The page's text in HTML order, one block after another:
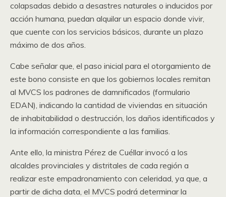
colapsadas debido a desastres naturales o inducidos por
acción humana, puedan alquilar un espacio donde vivir,
que cuente con los servicios básicos, durante un plazo
máximo de dos años.
Cabe señalar que, el paso inicial para el otorgamiento de
este bono consiste en que los gobiernos locales remitan
al MVCS los padrones de damnificados (formulario
EDAN), indicando la cantidad de viviendas en situación
de inhabitabilidad o destrucción, los daños identificados y
la información correspondiente a las familias.
Ante ello, la ministra Pérez de Cuéllar invocó a los
alcaldes provinciales y distritales de cada región a
realizar este empadronamiento con celeridad, ya que, a
partir de dicha data, el MVCS podrá determinar la